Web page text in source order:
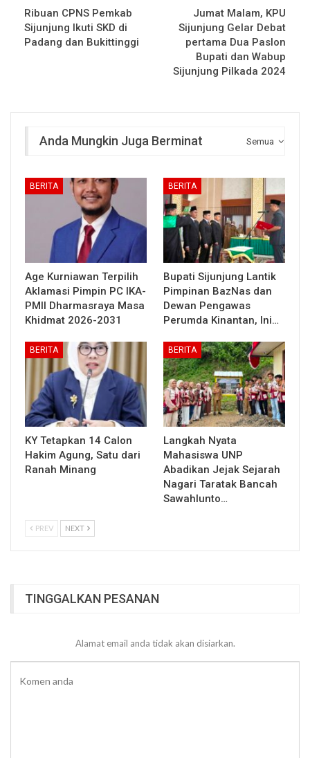
Ribuan CPNS Pemkab
Sijunjung Ikuti SKD di
Padang dan Bukittinggi
Jumat Malam, KPU
Sijunjung Gelar Debat
pertama Dua Paslon
Bupati dan Wabup
Sijunjung Pilkada 2024
Semua
Anda Mungkin Juga Berminat
BERITA
Age Kurniawan Terpilih
Aklamasi Pimpin PC IKA-
PMII Dharmasraya Masa
Khidmat 2026-2031
BERITA
Bupati Sijunjung Lantik
Pimpinan BazNas dan
Dewan Pengawas
Perumda Kinantan, Ini…
BERITA
KY Tetapkan 14 Calon
Hakim Agung, Satu dari
Ranah Minang
BERITA
Langkah Nyata
Mahasiswa UNP
Abadikan Jejak Sejarah
Nagari Taratak Bancah
Sawahlunto…
PREV NEXT
TINGGALKAN PESANAN
Alamat email anda tidak akan disiarkan.